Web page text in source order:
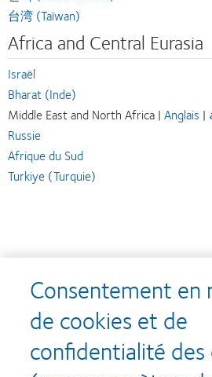
台湾 (Taïwan)
Africa and Central Eurasia
Israël
Bharat (Inde)
Middle East and North Africa | Anglais |
Russie
Afrique du Sud
Turkiye (Turquie)
Consentement en
de cookies et de
confidentialité des